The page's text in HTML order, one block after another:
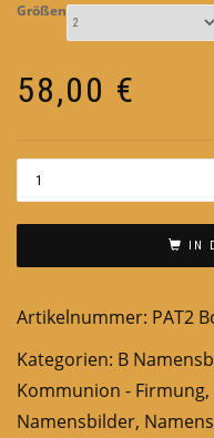
Größen
58,00 €
IN
Artikelnummer: PAT2
Kategorien: B
Kommunion - Firmung,
Namensbilder,